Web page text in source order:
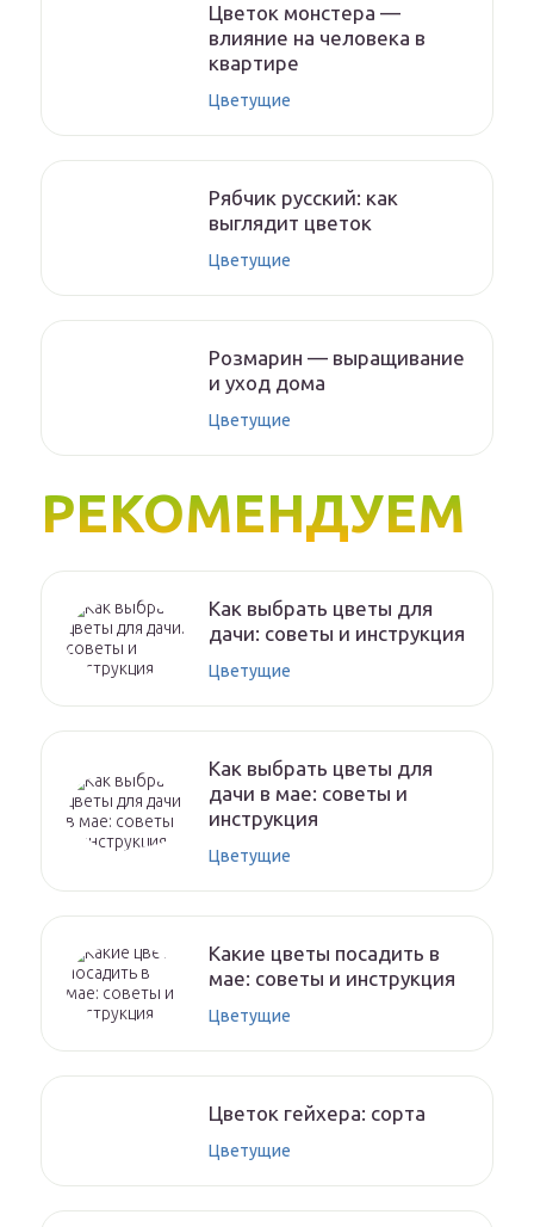
Цветок монстера —
влияние на человека в
квартире
Цветущие
Рябчик русский: как
выглядит цветок
Цветущие
Розмарин — выращивание
и уход дома
Цветущие
РЕКОМЕНДУЕМ
Как выбрать цветы для
дачи: советы и инструкция
Цветущие
Как выбрать цветы для
дачи в мае: советы и
инструкция
Цветущие
Какие цветы посадить в
мае: советы и инструкция
Цветущие
Цветок гейхера: сорта
Цветущие